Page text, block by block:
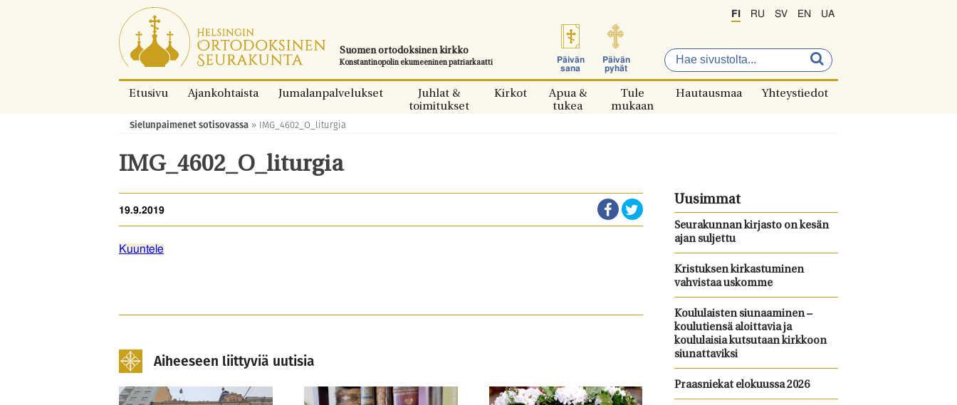
Siirry
suoraan
sisältöön.
Suomen ortodoksinen kirkko
Konstantinopolin ekumeeninen patriarkaatti
Päivän
sana
Päivän
pyhät
FI RU SV EN UA
Etusivu Ajankohtaista Jumalanpalvelukset
Juhlat &
toimitukset
Kirkot
Apua &
tukea
Tule
mukaan
Hautausmaa Yhteystiedot
Murupolku:
Sielunpaimenet sotisovassa » IMG_4602_O_liturgia
IMG_4602_O_liturgia
19.9.2019
Kuuntele
Aiheeseen liittyviä uutisia
Uusimmat
Seurakunnan kirjasto on kesän
ajan suljettu
Kristuksen kirkastuminen
vahvistaa uskomme
Koululaisten siunaaminen –
koulutiensä aloittavia ja
koululaisia kutsutaan kirkkoon
siunattaviksi
Praasniekat elokuussa 2026